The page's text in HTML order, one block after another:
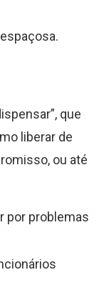
espaçosa.
que
liberar de
ou até
por problemas